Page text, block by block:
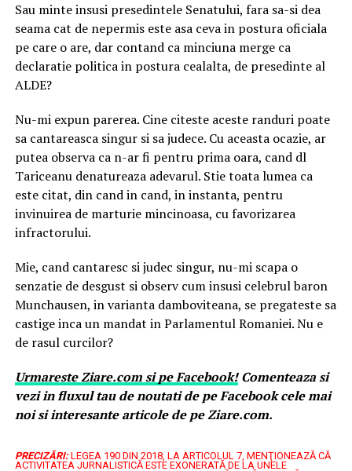
Sau minte insusi presedintele Senatului, fara sa-si dea
seama cat de nepermis este asa ceva in postura oficiala
pe care o are, dar contand ca minciuna merge ca
declaratie politica in postura cealalta, de presedinte al
ALDE?
Nu-mi expun parerea. Cine citeste aceste randuri poate
sa cantareasca singur si sa judece. Cu aceasta ocazie, ar
putea observa ca n-ar fi pentru prima oara, cand dl
Tariceanu denatureaza adevarul. Stie toata lumea ca
este citat, din cand in cand, in instanta, pentru
invinuirea de marturie mincinoasa, cu favorizarea
infractorului.
Mie, cand cantaresc si judec singur, nu-mi scapa o
senzatie de desgust si observ cum insusi celebrul baron
Munchausen, in varianta damboviteana, se pregateste sa
castige inca un mandat in Parlamentul Romaniei. Nu e
de rasul curcilor?
UrmaresteZiare.comsi pe Facebook!Comenteaza si
vezi in fluxul tau de noutati de pe Facebook cele mai
noi si interesante articole de pe Ziare.com.
PRECIZĂRI: LEGEA 190 DIN 2018, LA ARTICOLUL 7, MENŢIONEAZĂ CĂ
ACTIVITATEA JURNALISTICĂ ESTE EXONERATĂ DE LA UNELE